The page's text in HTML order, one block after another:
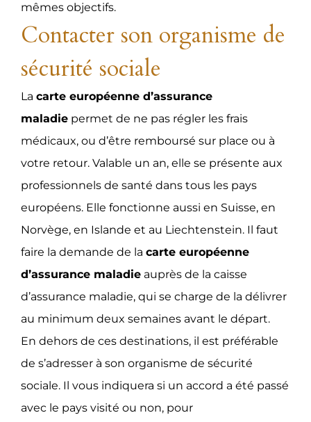
mêmes objectifs.
Contacter son organisme de
sécurité sociale
La carte européenne d’assurance
maladie permet de ne pas régler les frais
médicaux, ou d’être remboursé sur place ou à
votre retour. Valable un an, elle se présente aux
professionnels de santé dans tous les pays
européens. Elle fonctionne aussi en Suisse, en
Norvège, en Islande et au Liechtenstein. Il faut
faire la demande de la carte européenne
d’assurance maladie auprès de la caisse
d’assurance maladie, qui se charge de la délivrer
au minimum deux semaines avant le départ.
En dehors de ces destinations, il est préférable
de s’adresser à son organisme de sécurité
sociale. Il vous indiquera si un accord a été passé
avec le pays visité ou non, pour